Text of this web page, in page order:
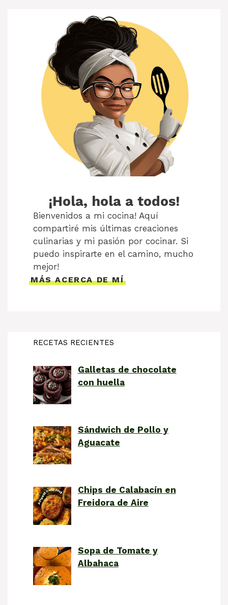
¡Hola, hola a todos!
Bienvenidos a mi cocina! Aquí
compartiré mis últimas creaciones
culinarias y mi pasión por cocinar. Si
puedo inspirarte en el camino, mucho
mejor!
MÁS ACERCA DE MÍ
RECETAS RECIENTES
Galletas de chocolate
con huella
Sándwich de Pollo y
Aguacate
Chips de Calabacín en
Freidora de Aire
Sopa de Tomate y
Albahaca